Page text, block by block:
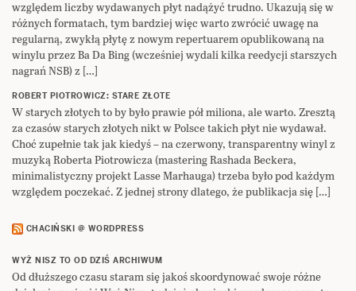
względem liczby wydawanych płyt nadążyć trudno. Ukazują się w
różnych formatach, tym bardziej więc warto zwrócić uwagę na
regularną, zwykłą płytę z nowym repertuarem opublikowaną na
winylu przez Ba Da Bing (wcześniej wydali kilka reedycji starszych
nagrań NSB) z […]
ROBERT PIOTROWICZ: STARE ZŁOTE
W starych złotych to by było prawie pół miliona, ale warto. Zresztą
za czasów starych złotych nikt w Polsce takich płyt nie wydawał.
Choć zupełnie tak jak kiedyś – na czerwony, transparentny winyl z
muzyką Roberta Piotrowicza (mastering Rashada Beckera,
minimalistyczny projekt Lasse Marhauga) trzeba było pod każdym
względem poczekać. Z jednej strony dlatego, że publikacja się […]
CHACIŃSKI @ WORDPRESS
WYŻ NISZ TO OD DZIŚ ARCHIWUM
Od dłuższego czasu staram się jakoś skoordynować swoje różne